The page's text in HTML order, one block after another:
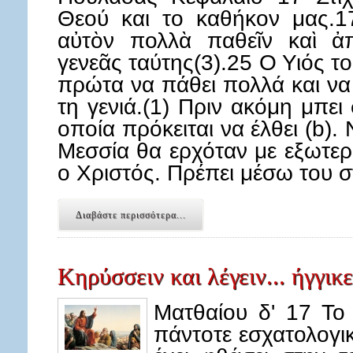
Θεού και το καθήκον
αὐτὸν πολλὰ παθεῖν καὶ
γενεᾶς ταύτης(3).25 Ο Υιός
πρώτα να πάθει πολλά και
τη γενιά.(1) Πριν ακόμη
οποία πρόκειται να έλθει (b).
Μεσσία θα ερχόταν με
ο Χριστός. Πρέπει μέσω του
Διαβάστε περισσότερα...
Κηρύσσειν και λέγειν...
Ματθαίου δ' 17 Το
πάντοτε